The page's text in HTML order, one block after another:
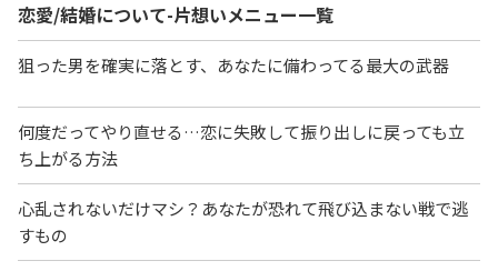
恋愛/結婚について-片想いメニュー一覧
狙った男を確実に落とす、あなたに備わってる最大の武器
何度だってやり直せる…恋に失敗して振り出しに戻っても立
ち上がる方法
心乱されないだけマシ？あなたが恐れて飛び込まない戦で逃
すもの